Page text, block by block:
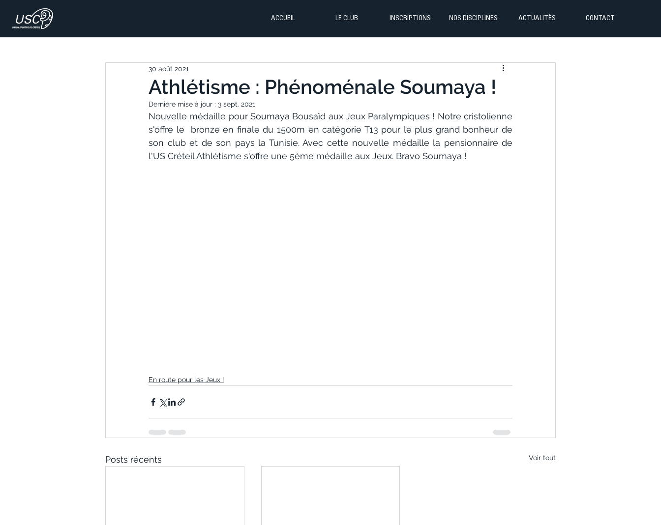
ACCUEIL LE CLUB INSCRIPTIONS NOS DISCIPLINES ACTUALITÉS CONTACT
Athlétisme : Phénoménale Soumaya !
30 août 2021
Dernière mise à jour : 3 sept. 2021
Nouvelle médaille pour Soumaya Bousaïd aux Jeux Paralympiques ! Notre cristolienne
s'offre le  bronze en finale du 1500m en catégorie T13 pour le plus grand bonheur de
son club et de son pays la Tunisie. Avec cette nouvelle médaille la pensionnaire de
l'US Créteil Athlétisme s'offre une 5ème médaille aux Jeux. Bravo Soumaya !
En route pour les Jeux !
Posts récents Voir tout